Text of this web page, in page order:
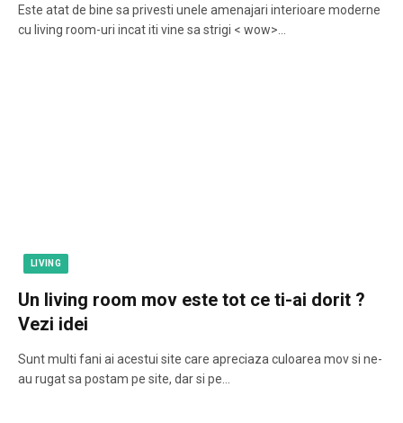
Este atat de bine sa privesti unele amenajari interioare moderne
cu living room-uri incat iti vine sa strigi < wow>…
LIVING
Un living room mov este tot ce ti-ai dorit ?
Vezi idei
Sunt multi fani ai acestui site care apreciaza culoarea mov si ne-
au rugat sa postam pe site, dar si pe…